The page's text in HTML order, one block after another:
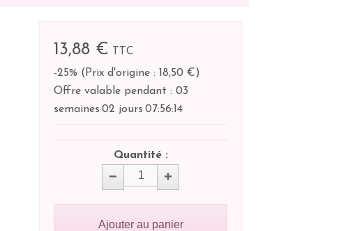
13,88 €
TTC
-25% ( Prix d'origine : 18,50 €)
Offre valable pendant : 03
semaines 02 jours 07:56:14
Quantité :
Ajouter au panier